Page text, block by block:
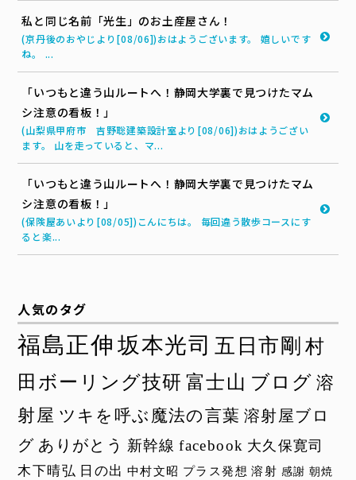
私と同じ名前「光生」のお土産屋さん！
(京丹後のおやじより[08/06])おはようございます。 嬉しいです
ね。 ...
「いつもと違う山ルートへ！静岡大学裏で見つけたマム
シ注意の看板！」
(山梨県甲府市 吉野聡建築設計室より[08/06])おはようござい
ます。 山を走っていると、マ...
「いつもと違う山ルートへ！静岡大学裏で見つけたマム
シ注意の看板！」
(保険屋あいより[08/05])こんにちは。 毎回違う散歩コースにす
ると楽...
人気のタグ
福島正伸 坂本光司 五日市剛 村
田ボーリング技研 富士山 ブログ 溶
射屋 ツキを呼ぶ魔法の言葉 溶射屋ブロ
グ ありがとう 新幹線 facebook 大久保寛司
木下晴弘 日の出 中村文昭 プラス発想 溶射 感謝 朝焼